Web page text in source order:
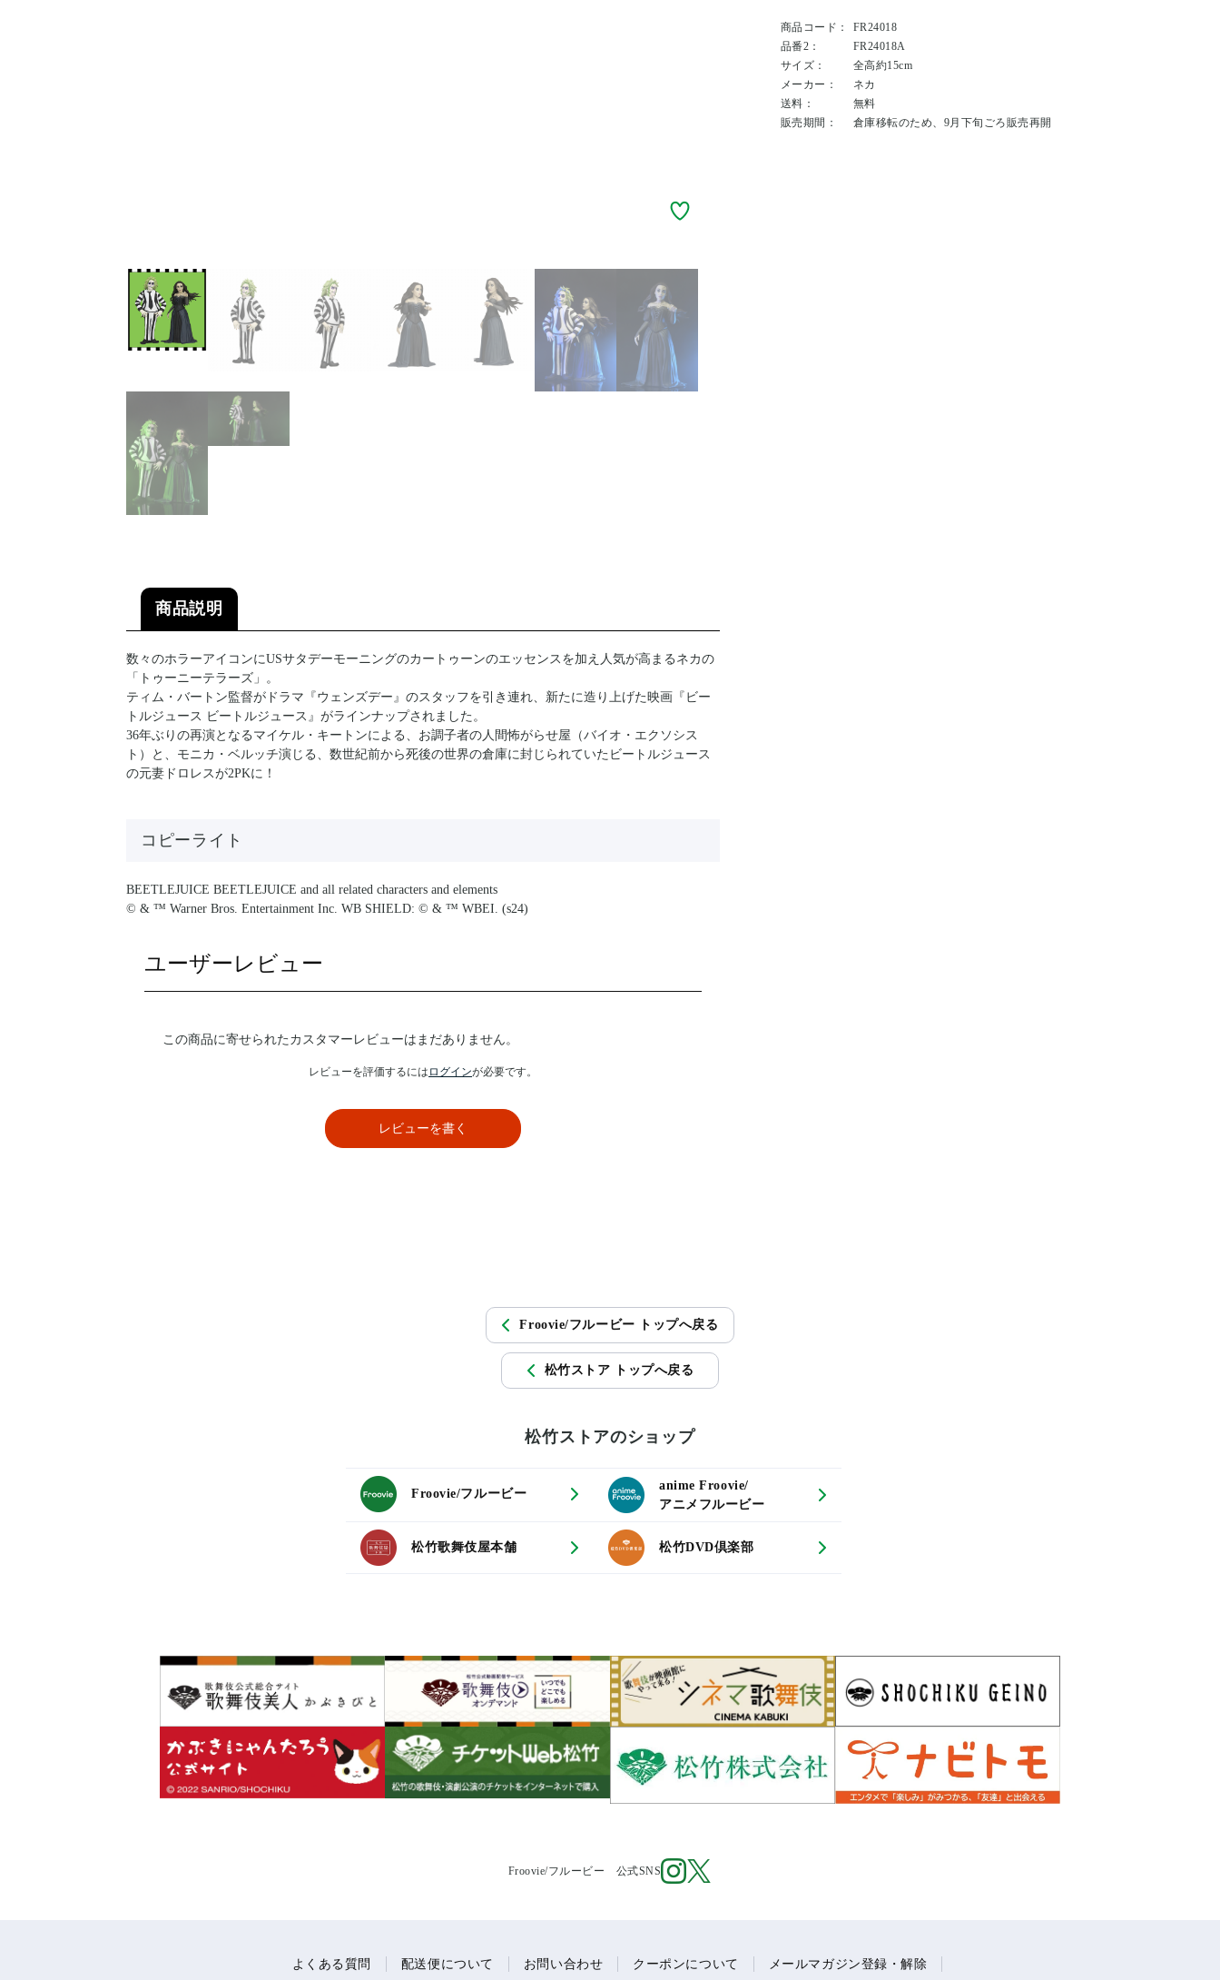
商品コード：
FR24018
品番2：
FR24018A
サイズ：
全高約15cm
メーカー：
ネカ
送料：
無料
販売期間：
倉庫移転のため、9月下旬ごろ販売再開
商品説明
数々のホラーアイコンにUSサタデーモーニングのカートゥーンのエッセンスを加え人気が高まるネカの
「トゥーニーテラーズ」。
ティム・バートン監督がドラマ『ウェンズデー』のスタッフを引き連れ、新たに造り上げた映画『ビー
トルジュース ビートルジュース』がラインナップされました。
36年ぶりの再演となるマイケル・キートンによる、お調子者の人間怖がらせ屋（バイオ・エクソシス
ト）と、モニカ・ベルッチ演じる、数世紀前から死後の世界の倉庫に封じられていたビートルジュース
の元妻ドロレスが2PKに！
コピーライト
BEETLEJUICE BEETLEJUICE and all related characters and elements
© & ™ Warner Bros. Entertainment Inc. WB SHIELD: © & ™ WBEI. (s24)
ユーザーレビュー
この商品に寄せられたカスタマーレビューはまだありません。
レビューを評価するには ログインが必要です。
レビューを書く
Froovie/フルービー トップへ戻る
松竹ストア トップへ戻る
松竹ストアのショップ
Froovie/フルービー
anime Froovie/
アニメフルービー
松竹歌舞伎屋本舗 松竹DVD倶楽部
Froovie/フルービー 公式SNS
よくある質問 配送便について お問い合わせ クーポンについて メールマガジン登録・解除